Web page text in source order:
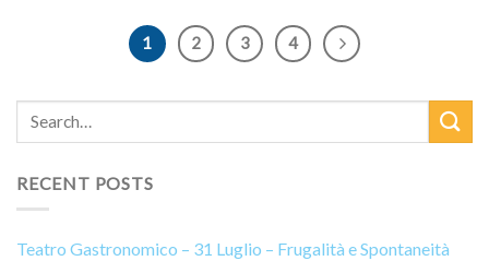
1 2 3 4
RECENT POSTS
Teatro Gastronomico – 31 Luglio – Frugalità e Spontaneità